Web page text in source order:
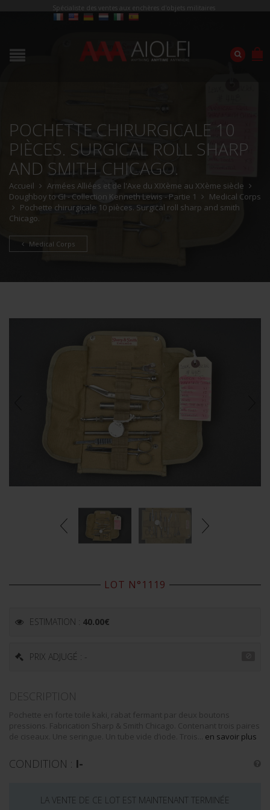
Spécialiste des ventes aux enchères d'objets militaires
POCHETTE CHIRURGICALE 10
PIÈCES. SURGICAL ROLL SHARP
AND SMITH CHICAGO.
Accueil
Armées Alliées et de l'Axe du XIXème au XXème siècle
Doughboy to GI - Collection Kenneth Lewis - Partie 1
Medical Corps
Pochette chirurgicale 10 pièces. Surgical roll sharp and smith
Chicago.
Medical Corps
LOT N°1119
ESTIMATION : 40.00€
PRIX ADJUGÉ : -
DESCRIPTION
Pochette en forte toile kaki, rabat fermant par deux boutons
pressions. Fabrication Sharp & Smith Chicago. Contenant trois paires
de ciseaux. Une seringue. Un tube vide d’iode. Trois... en savoir plus
CONDITION : I-
LA VENTE DE CE LOT EST MAINTENANT TERMINÉE